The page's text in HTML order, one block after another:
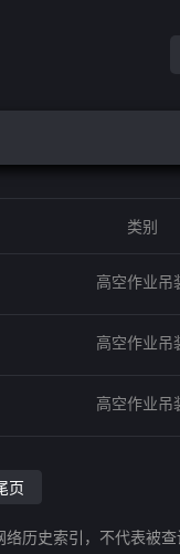
类别
高空作业吊
高空作业吊
高空作业吊
页
历史索引，不代表被查